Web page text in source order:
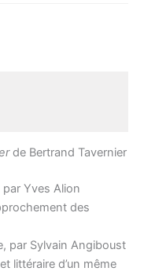
de Bertrand Tavernier
Yves Alion
des
par Sylvain Angiboust
littéraire d’un même